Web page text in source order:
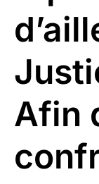
Afin